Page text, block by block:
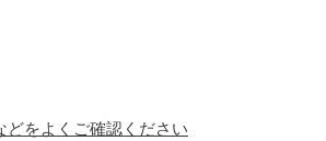
をよくご確認ください